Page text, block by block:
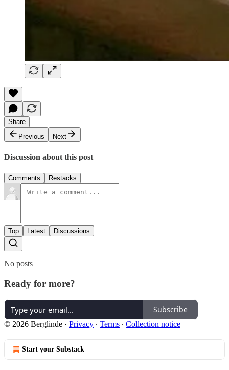
Share
Previous
Next
Discussion about this post
Comments Restacks
Top Latest Discussions
No posts
Ready for more?
Subscribe
© 2026 Berglinde · Privacy ∙ Terms ∙ Collection notice
Start your Substack